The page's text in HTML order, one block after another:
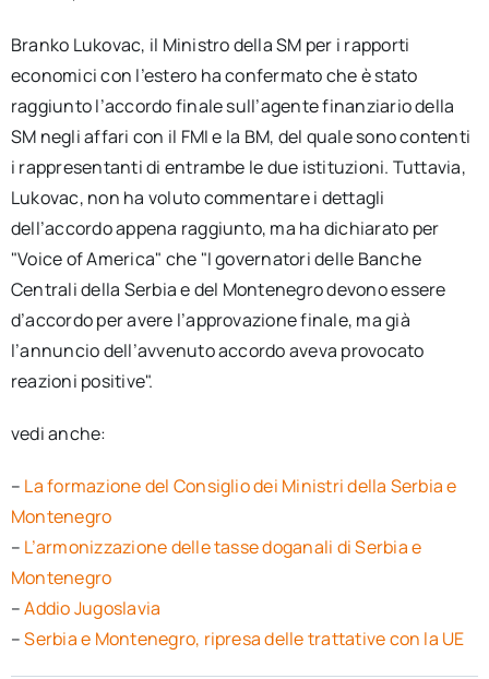
Branko Lukovac, il Ministro della SM per i rapporti
economici con l’estero ha confermato che è stato
raggiunto l’accordo finale sull’agente finanziario della
SM negli affari con il FMI e la BM, del quale sono contenti
i rappresentanti di entrambe le due istituzioni. Tuttavia,
Lukovac, non ha voluto commentare i dettagli
dell’accordo appena raggiunto, ma ha dichiarato per
"Voice of America" che "I governatori delle Banche
Centrali della Serbia e del Montenegro devono essere
d’accordo per avere l’approvazione finale, ma già
l’annuncio dell’avvenuto accordo aveva provocato
reazioni positive".
vedi anche:
– La formazione del Consiglio dei Ministri della Serbia e
Montenegro
– L’armonizzazione delle tasse doganali di Serbia e
Montenegro
–Addio Jugoslavia
–Serbia e Montenegro, ripresa delle trattative con la UE